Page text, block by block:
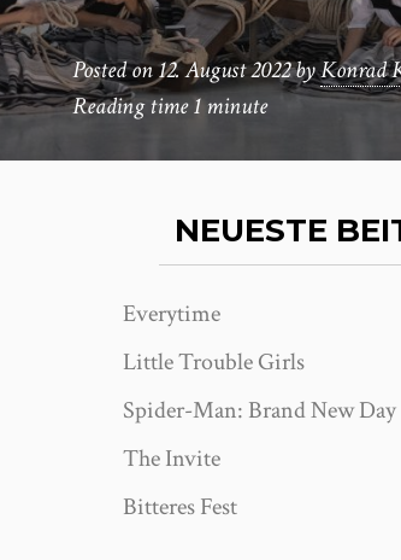
Posted on12. August 2022byKonrad
Reading time1 minute
NEUESTE
Everytime
Little Trouble Girls
Spider-Man: Brand New Day
The Invite
Bitteres Fest